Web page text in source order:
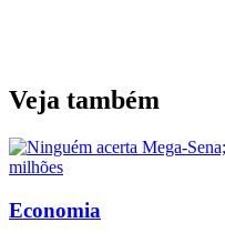
Veja também
Economia